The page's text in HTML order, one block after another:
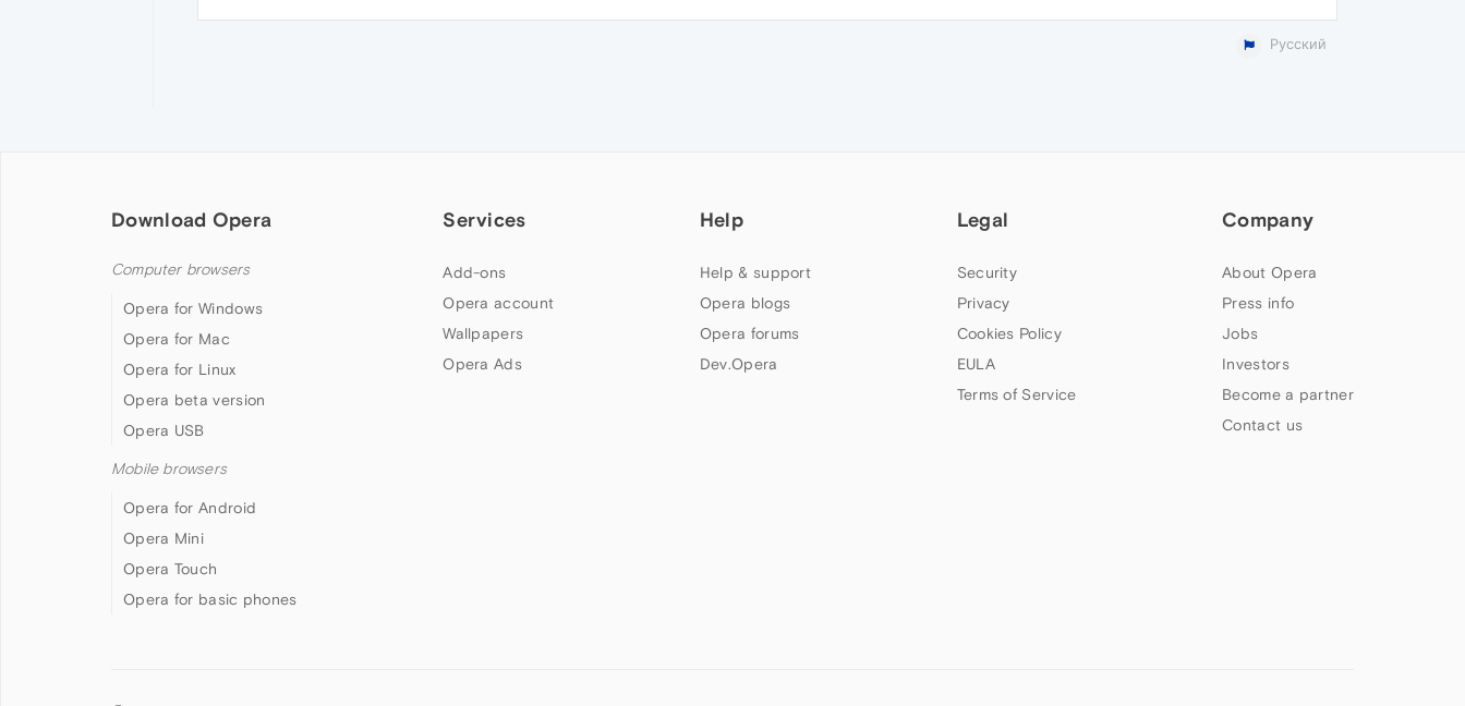
Русский
Download Opera
Computer browsers
Opera for Windows
Opera for Mac
Opera for Linux
Opera beta version
Opera USB
Mobile browsers
Opera for Android
Opera Mini
Opera Touch
Opera for basic phones
Services
Add-ons
Opera account
Wallpapers
Opera Ads
Help
Help & support
Opera blogs
Opera forums
Dev.Opera
Legal
Security
Privacy
Cookies Policy
EULA
Terms of Service
Company
About Opera
Press info
Jobs
Investors
Become a partner
Contact us